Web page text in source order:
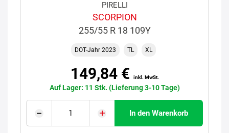
PIRELLI
SCORPION
255/55 R 18 109Y
DOT-Jahr 2023 TL XL
149,84 € inkl. MwSt.
Auf Lager: 11 Stk. (Lieferung 3-10 Tage)
In den Warenkorb